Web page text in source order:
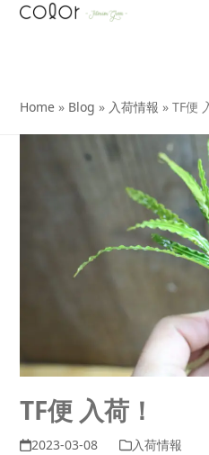
SkipOpen
Close
Home » Blog » 入荷情報 »TF便
TF便 入荷！
2023-03-08 入荷情報